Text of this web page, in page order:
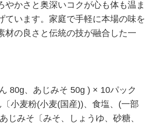
やかさと奥深いコクが心も体も温ま
ています。家庭で手軽に本場の味を
材の良さと伝統の技が融合した一
80g、あじみそ 50g ) × 10パック
小麦粉(小麦(国産))、食塩、(一部
じみそ〔みそ、しょうゆ、砂糖、